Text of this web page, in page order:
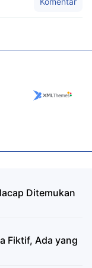
Ditemukan
Fiktif, Ada yang